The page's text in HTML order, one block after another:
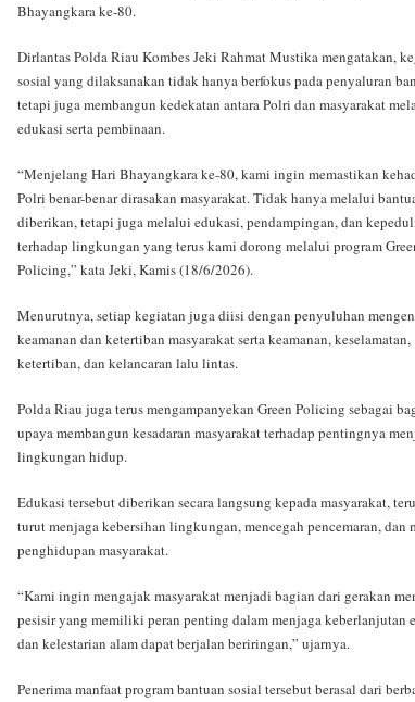
Bhayangkara ke-80.
Dirlantas Polda Riau Kombes Jeki Rahmat Mustika mengatakan,
sosial yang dilaksanakan tidak hanya berfokus pada penyaluran
tetapi juga membangun kedekatan antara Polri dan masyarakat
edukasi serta pembinaan.
“Menjelang Hari Bhayangkara ke-80, kami ingin memastikan
Polri benar-benar dirasakan masyarakat. Tidak hanya melalui
diberikan, tetapi juga melalui edukasi, pendampingan, dan
terhadap lingkungan yang terus kami dorong melalui program
Policing,” kata Jeki, Kamis (18/6/2026).
Menurutnya, setiap kegiatan juga diisi dengan penyuluhan
keamanan dan ketertiban masyarakat serta keamanan, keselamatan,
ketertiban, dan kelancaran lalu lintas.
Polda Riau juga terus mengampanyekan Green Policing sebagai
upaya membangun kesadaran masyarakat terhadap pentingnya
lingkungan hidup.
Edukasi tersebut diberikan secara langsung kepada masyarakat,
turut menjaga kebersihan lingkungan, mencegah pencemaran,
penghidupan masyarakat.
“Kami ingin mengajak masyarakat menjadi bagian dari gerakan
pesisir yang memiliki peran penting dalam menjaga keberlanjutan
dan kelestarian alam dapat berjalan beriringan,” ujarnya.
Penerima manfaat program bantuan sosial tersebut berasal dari